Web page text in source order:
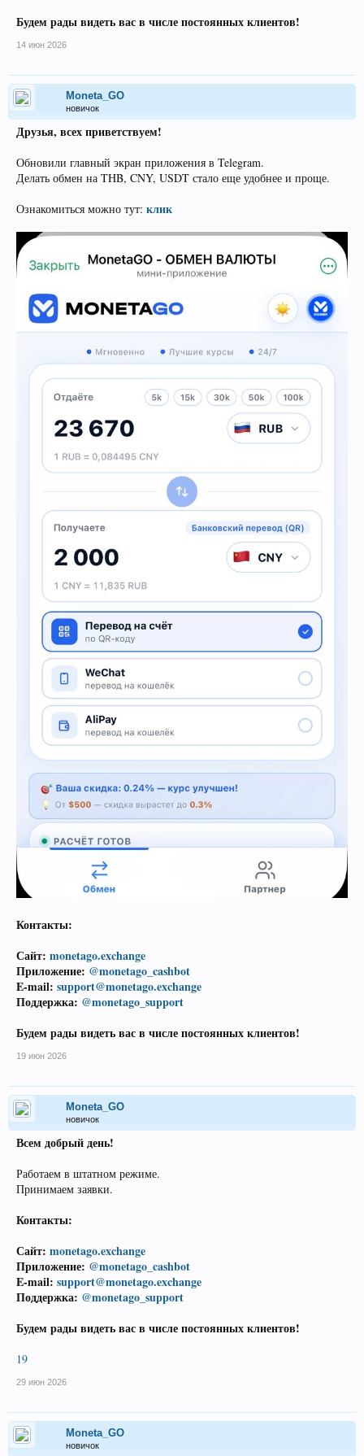
Будем рады видеть вас в числе постоянных клиентов!
14 июн 2026
Moneta_GO
новичок
Друзья, всех приветствуем!
Обновили главный экран приложения в Telegram.
Делать обмен на THB, CNY, USDT стало еще удобнее и проще.
Ознакомиться можно тут: клик
Контакты:
Сайт: monetago.exchange
Приложение: @monetago_cashbot
E-mail: support@monetago.exchange
Поддержка: @monetago_support
Будем рады видеть вас в числе постоянных клиентов!
19 июн 2026
Moneta_GO
новичок
Всем добрый день!
Работаем в штатном режиме.
Принимаем заявки.
Контакты:
Сайт: monetago.exchange
Приложение: @monetago_cashbot
E-mail: support@monetago.exchange
Поддержка: @monetago_support
Будем рады видеть вас в числе постоянных клиентов!
19
29 июн 2026
Moneta_GO
новичок